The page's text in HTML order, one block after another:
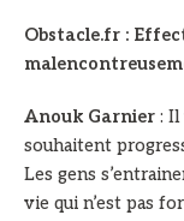
Obstacle.fr :
Anouk Garnier : Il
souhaitent
Les gens
vie qui n’est pas